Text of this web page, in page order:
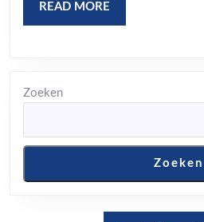
READ MORE
MORE
Zoeken
Zoeken